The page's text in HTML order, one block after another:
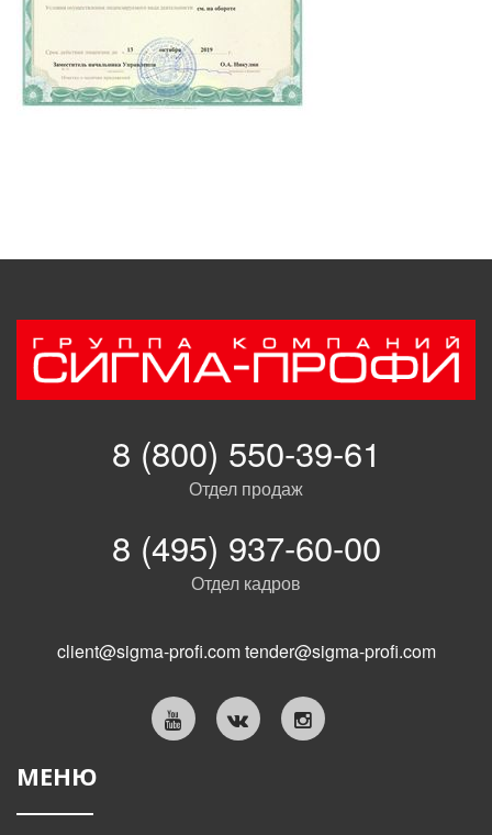
8 (800) 550-39-61
Отдел продаж
8 (495) 937-60-00
Отдел кадров
client@sigma-profi.comtender@sigma-profi.com
МЕНЮ